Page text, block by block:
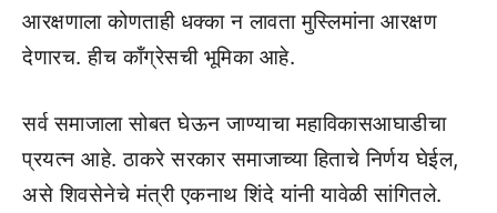
आरक्षणाला कोणताही धक्का न लावता मुस्लिमांना आरक्षण
देणारच. हीच कॉंग्रेसची भूमिका आहे.
सर्व समाजाला सोबत घेऊन जाण्याचा महाविकासआघाडीचा
प्रयत्न आहे. ठाकरे सरकार समाजाच्या हिताचे निर्णय घेईल,
असे शिवसेनेचे मंत्री एकनाथ शिंदे यांनी यावेळी सांगितले.